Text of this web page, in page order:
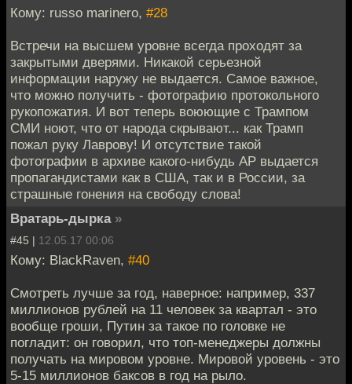
Кому: russo marinero, #28
Встречи на высшем уровне всегда проходят за
закрытыми дверями. Никакой серьезной
информации наружу не выдается. Самое важное,
что можно получить - фотографию протокольного
рукопожатия. И вот теперь воюющие с Трампом
СМИ ноют, что от народа скрывают... как Трамп
пожал руку Лаврову! И отсутствие такой
фотографии в архиве какого-нибудь АР выдается
пропагандистами как в США, так и в России, за
страшные гонения на свободу слова!
Вратарь-дырка »
#45 | 12.05.17 00:06
Кому: BlackRaven, #40
Смотреть лучше за год, наверное: например, 337
миллионов рублей на 11 человек за квартал - это
вообще гроши, Путин за такое по головке не
погладит: он говорил, что топ-менеджеры должны
получать на мировом уровне. Мировой уровень - это
5-15 миллионов баксов в год на рыло.